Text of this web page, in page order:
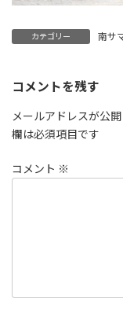
カテゴリー 南サ
コメントを残す
メールアドレスが公
欄は必須項目です
コメント ※